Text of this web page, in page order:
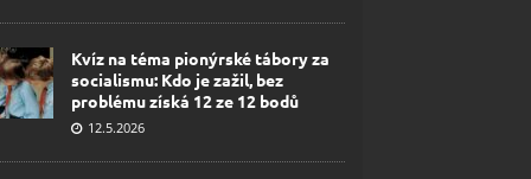
Kvíz na téma pionýrské tábory za
socialismu: Kdo je zažil, bez
problému získá 12 ze 12 bodů
12.5.2026